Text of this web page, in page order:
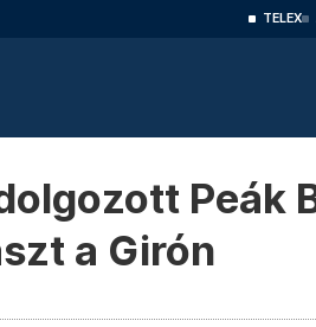
TELEX
Peák
a Girón